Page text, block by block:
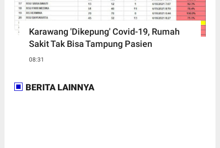
Karawang 'Dikepung' Covid-19, Rumah
Sakit Tak Bisa Tampung Pasien
08:31
BERITA LAINNYA